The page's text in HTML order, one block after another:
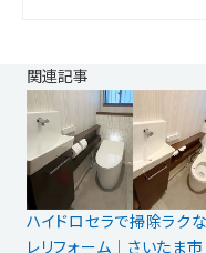
関連記事
ハイドロセラで掃除ラク
レリフォーム｜さいたま市